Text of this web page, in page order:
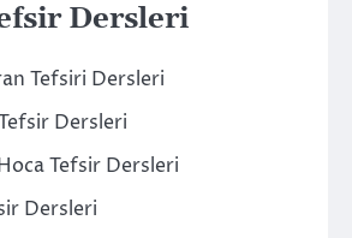
Dersleri
Tefsiri Dersleri
Dersleri
Tefsir Dersleri
Dersleri